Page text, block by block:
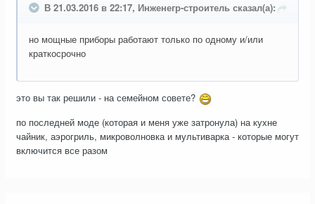
В 21.03.2016 в 22:17, Инженегр-строитель сказал(а):
но мощные приборы работают только по одному и/или
краткосрочно
это вы так решили - на семейном совете?
по последней моде (которая и меня уже затронула) на кухне
чайник, аэрогриль, микроволновка и мультиварка - которые могут
включится все разом